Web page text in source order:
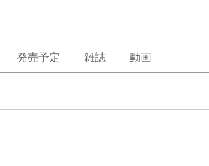
発売予定 雑誌 動画